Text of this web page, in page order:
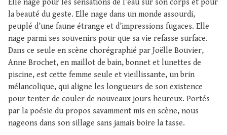
Elle nage pour les sensations de l’eau sur son corps et pour
la beauté du geste. Elle nage dans un monde assourdi,
peuplé d’une faune étrange et d’impressions fugaces. Elle
nage parmi ses souvenirs pour que sa vie refasse surface.
Dans ce seule en scène chorégraphié par Joëlle Bouvier,
Anne Brochet, en maillot de bain, bonnet et lunettes de
piscine, est cette femme seule et vieillissante, un brin
mélancolique, qui aligne les longueurs de son existence
pour tenter de couler de nouveaux jours heureux. Portés
par la poésie du propos savamment mis en scène, nous
nageons dans son sillage sans jamais boire la tasse.